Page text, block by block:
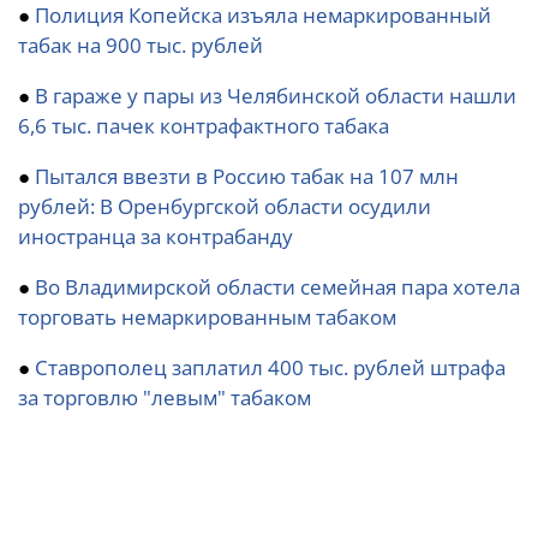
● Полиция Копейска изъяла немаркированный
табак на 900 тыс. рублей
● В гараже у пары из Челябинской области нашли
6,6 тыс. пачек контрафактного табака
● Пытался ввезти в Россию табак на 107 млн
рублей: В Оренбургской области осудили
иностранца за контрабанду
● Во Владимирской области семейная пара хотела
торговать немаркированным табаком
● Ставрополец заплатил 400 тыс. рублей штрафа
за торговлю "левым" табаком